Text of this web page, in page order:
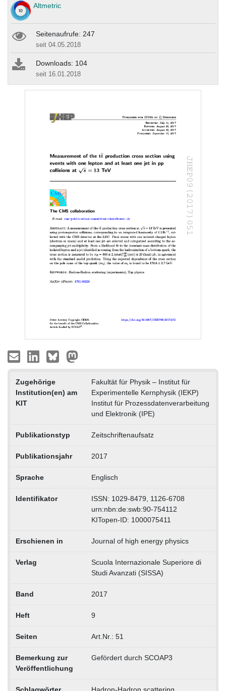
Altmetric
Seitenaufrufe: 247
seit 04.05.2018
Downloads: 104
seit 16.01.2018
Zugehörige
Institution(en) am
KIT
Fakultät für Physik – Institut für
Experimentelle Kernphysik (IEKP)
Institut für Prozessdatenverarbeitung
und Elektronik (IPE)
Publikationstyp Zeitschriftenaufsatz
Publikationsjahr 2017
Sprache Englisch
Identifikator
ISSN: 1029-8479, 1126-6708
urn:nbn:de:swb:90-754112
KITopen-ID: 1000075411
Erschienen in Journal of high energy physics
Verlag
Scuola Internazionale Superiore di
Studi Avanzati (SISSA)
Band 2017
Heft 9
Seiten Art.Nr.: 51
Bemerkung zur
Veröffentlichung
Gefördert durch SCOAP3
Schlagwörter Hadron-Hadron scattering